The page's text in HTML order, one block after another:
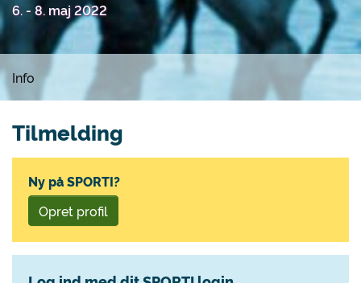
6. - 8. maj 2022
Info
Tilmelding
Ny på SPORTI?
Opret profil